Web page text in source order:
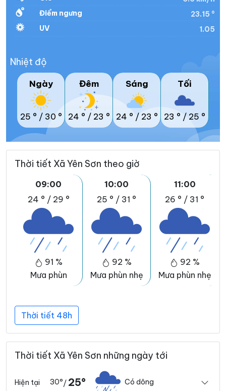
Điểm ngưng
23.15 °
UV
1.05
Nhiệt độ
Ngày
25 ° / 30 °
Đêm
24 ° / 23 °
Sáng
24 ° / 23 °
Tối
23 ° / 25 °
Thời tiết Xã Yên Sơn theo giờ
09:00
24 ° / 29 °
91 %
Mưa phùn
10:00
25 ° / 31 °
92 %
Mưa phùn nhẹ
11:00
26 ° / 31 °
92 %
Mưa phùn nhẹ
Thời tiết 48h
Thời tiết Xã Yên Sơn những ngày tới
Hiện tại 30°/ 25° Có dông